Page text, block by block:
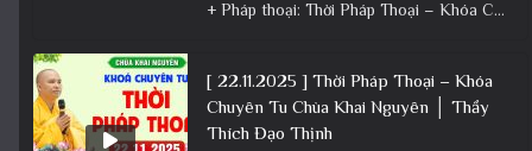
+ Pháp thoại: Thời Pháp Thoại – Khóa Chuyên Tu Ngày 23/11/2025 – TT Thích Đạo Thịnh + Album: Pháp
[ 22.11.2025 ] Thời Pháp Thoại – Khóa
Chuyên Tu Chùa Khai Nguyên │ Thầy
Thích Đạo Thịnh